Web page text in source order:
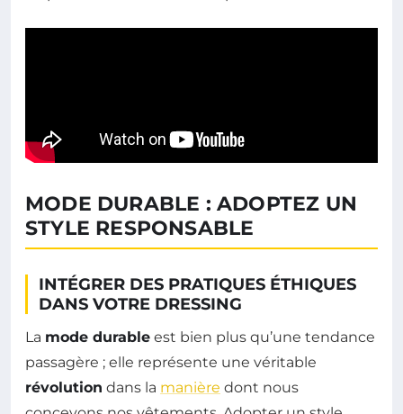
MODE DURABLE : ADOPTEZ UN
STYLE RESPONSABLE
INTÉGRER DES PRATIQUES ÉTHIQUES
DANS VOTRE DRESSING
La mode durable est bien plus qu’une tendance
passagère ; elle représente une véritable
révolution dans la manière dont nous